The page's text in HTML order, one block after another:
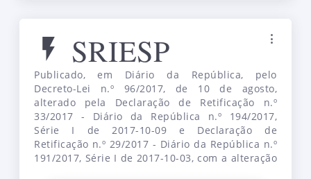
seu acompanhamento e execução.
SRIESP
Publicado, em Diário da República, pelo
Decreto-Lei n.º 96/2017, de 10 de agosto,
alterado pela Declaração de Retificação n.º
33/2017 - Diário da República n.º 194/2017,
Série I de 2017-10-09 e Declaração de
Retificação n.º 29/2017 - Diário da República n.º
191/2017, Série I de 2017-10-03, com a alteração